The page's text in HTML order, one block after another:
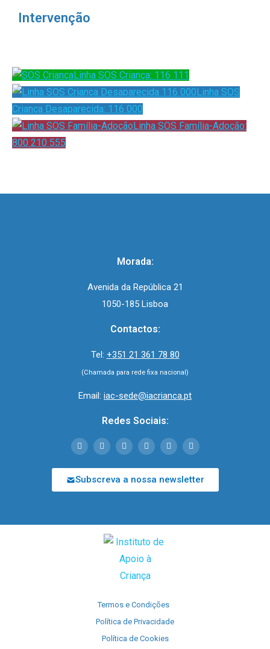
Intervenção
Linha SOS Criança: 116 111
Linha SOS
Criança Desaparecida: 116 000
Linha SOS Família-Adoção:
800 210 555
Morada:
Avenida da República 21
1050-185 Lisboa
Contactos:
Tel: +351 21 361 78 80
(Chamada para rede fixa nacional)
Email: iac-sede@iacrianca.pt
Redes Sociais:
Subscreva a nossa newsletter
Termos e Condições
Política de Privacidade
Política de Cookies